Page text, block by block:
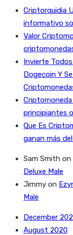
Criptorquidia
informativo
Valor
Invierte
Dogecoin Y
principiantes
Que Es
ganan más
Sam Smith on
Deluxe Male
Jimmy on
Male
December
August 2020